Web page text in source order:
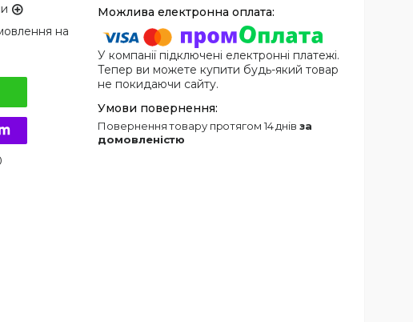
на
У компанії підключені електронні платежі.
Тепер ви можете купити будь-який товар
не покидаючи сайту.
повернення товару протягом 14 днів за
домовленістю